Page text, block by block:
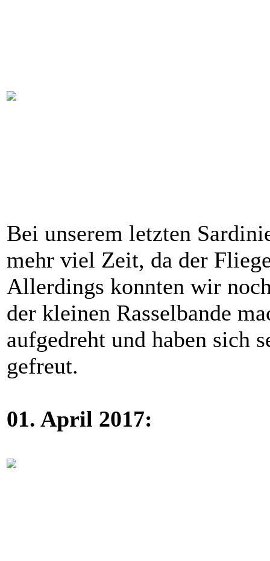
Bei unserem letzten
mehr viel Zeit, da der
Allerdings konnten wir
der kleinen Rasselbande
aufgedreht und haben sich
gefreut.
01. April 2017: